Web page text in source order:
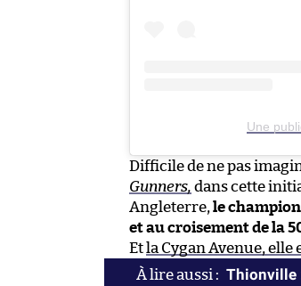
Une
Difficile de ne pas
Gunners, dans cette
Angleterre, le
et au croisement de la
Et la Cygan Avenue, elle
Thionville